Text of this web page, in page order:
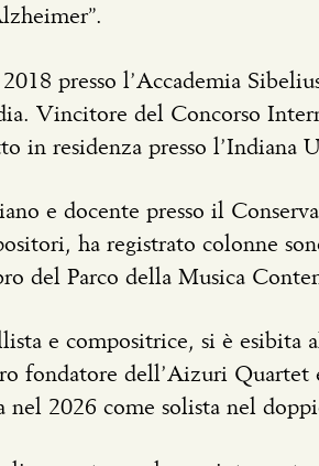
presso l’Accademia
Vincitore del Concorso
in residenza presso l’Indiana
e docente presso il
ha registrato colonne
del Parco della Musica
e compositrice, si è esibita
fondatore dell’Aizuri
nel 2026 come solista nel